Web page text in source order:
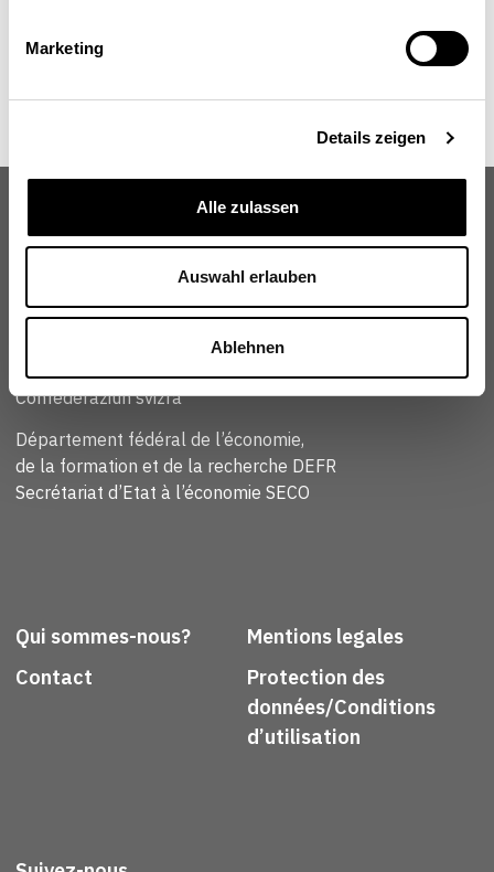
Marketing
Details zeigen
Alle zulassen
Auswahl erlauben
Ablehnen
Schweizerische Eidgenossenschaft
Confederazione Svizzera
Confederaziun svizra
Département fédéral de l’économie,
de la formation et de la recherche DEFR
Secrétariat d’Etat à l’économie SECO
Qui sommes-nous?
Contact
Mentions legales
Protection des
données/Conditions
d’utilisation